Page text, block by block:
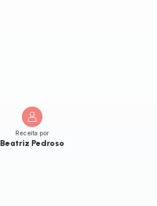
Receita por
Beatriz Pedroso